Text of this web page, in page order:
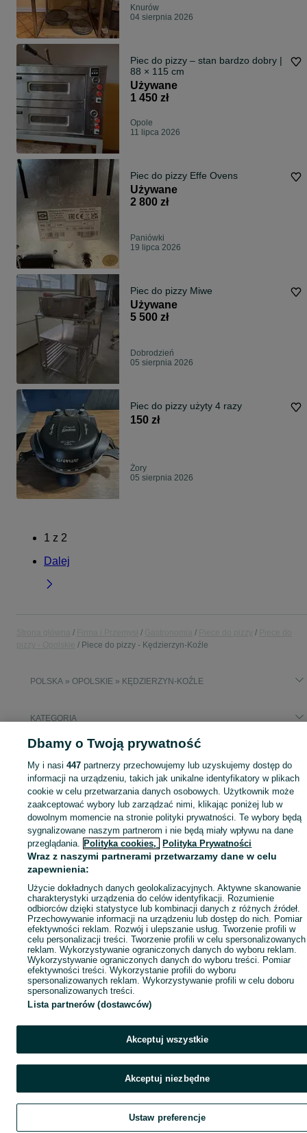
Knurów
04 sierpnia 2026
Piec do pizzy – stan bardzo dobry |
88 × 115 cm
Używane
1 450 zł
Opole
11 lipca 2026
Piec do pizzy Effe Ovens
Używane
2 800 zł
Paniówki
19 lipca 2026
Piec do pizzy Miwe
Używane
5 500 zł
Dobrodzień
05 sierpnia 2026
Piec do pizzy użyty 4 razy
150 zł
Żory
05 sierpnia 2026
1 z 2
Dalej
Piece do pizzy - Kędzierzyn-Koźle
POLSKA » OPOLSKIE » KĘDZIERZYN-KOŹLE
KATEGORIA
Mapa miejscowości
Mapa ministron
Popularne wyszukiwania
Dbamy o Twoją prywatność
My i nasi447 partnerzy przechowujemy lub uzyskujemy dostęp do
informacji na urządzeniu, takich jak unikalne identyfikatory w plikach
cookie w celu przetwarzania danych osobowych. Użytkownik może
zaakceptować wybory lub zarządzać nimi, klikając poniżej lub w
dowolnym momencie na stronie polityki prywatności. Te wybory będą
sygnalizowane naszym partnerom i nie będą miały wpływu na dane
przeglądania. Polityka cookies, Polityka Prywatności
Wraz z naszymi partnerami przetwarzamy dane w celu
zapewnienia:
Użycie dokładnych danych geolokalizacyjnych. Aktywne skanowanie
charakterystyki urządzenia do celów identyfikacji. Rozumienie
odbiorców dzięki statystyce lub kombinacji danych z różnych źródeł.
Przechowywanie informacji na urządzeniu lub dostęp do nich. Pomiar
efektywności reklam. Rozwój i ulepszanie usług. Tworzenie profili w
celu personalizacji treści. Tworzenie profili w celu spersonalizowanych
reklam. Wykorzystywanie ograniczonych danych do wyboru reklam.
Wykorzystywanie ograniczonych danych do wyboru treści. Pomiar
efektywności treści. Wykorzystanie profili do wyboru
spersonalizowanych reklam. Wykorzystywanie profili w celu doboru
spersonalizowanych treści.
Lista partnerów (dostawców)
Akceptuj wszystkie
Akceptuj niezbędne
Ustaw preferencje